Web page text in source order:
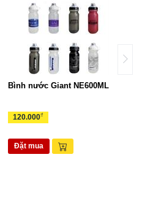
Bình nước Giant NE600ML
120.000₫
Đặt mua